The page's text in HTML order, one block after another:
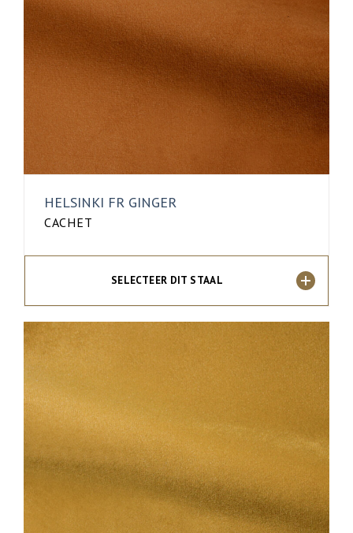
HELSINKI FR GINGER
CACHET
SELECTEER DIT STAAL